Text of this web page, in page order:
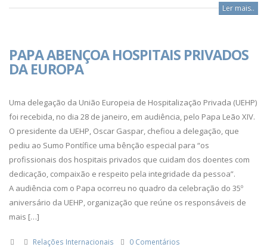
Ler mais..
PAPA ABENÇOA HOSPITAIS PRIVADOS
DA EUROPA
Uma delegação da União Europeia de Hospitalização Privada (UEHP)
foi recebida, no dia 28 de janeiro, em audiência, pelo Papa Leão XIV.
O presidente da UEHP, Oscar Gaspar, chefiou a delegação, que
pediu ao Sumo Pontífice uma bênção especial para “os
profissionais dos hospitais privados que cuidam dos doentes com
dedicação, compaixão e respeito pela integridade da pessoa”.
A audiência com o Papa ocorreu no quadro da celebração do 35º
aniversário da UEHP, organização que reúne os responsáveis de
mais […]
Relações Internacionais 0 Comentários